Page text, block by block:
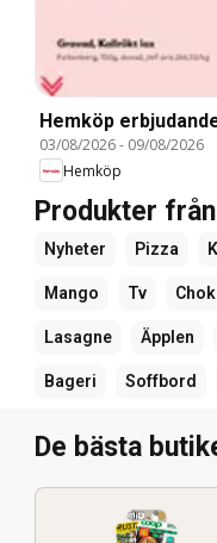
Hemköp
03/08/2026- 09/08/2026
Hemköp
Produkter
Nyheter Pizza
Mango Tv
Lasagne Äpplen
Bageri Soffbord
De bästa